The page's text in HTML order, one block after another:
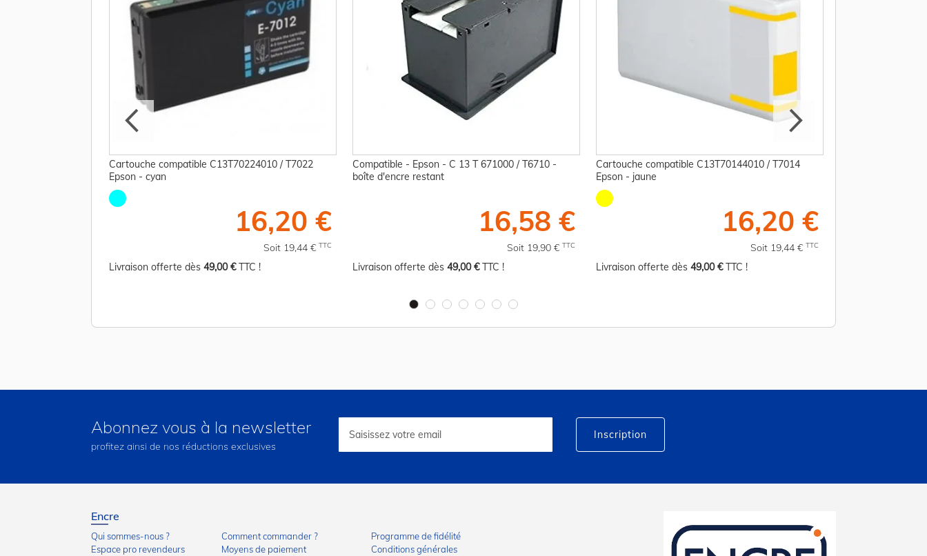
Cartouche compatible C13T70224010 / T7022
Epson - cyan
16,20 €
Soit 19,44 € TTC
Livraison offerte dès 49,00 €TTC !
Compatible - Epson - C 13 T 671000 / T6710 -
boîte d'encre restant
16,58 €
Soit 19,90 € TTC
Livraison offerte dès 49,00 €TTC !
Cartouche compatible C13T70144010 / T7014
Epson - jaune
16,20 €
Soit 19,44 € TTC
Livraison offerte dès 49,00 €TTC !
Abonnez vous à la newsletter
profitez ainsi de nos réductions exclusives
lettre
Inscription
Encre
Qui sommes-nous ?
Espace pro revendeurs
Comment commander ?
Moyens de paiement
Programme de fidélité
Conditions générales